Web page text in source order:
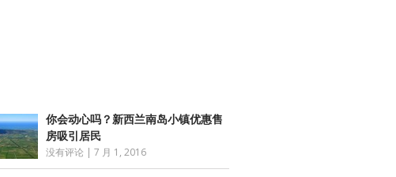
你会动心吗？新西兰南岛小镇优惠售
房吸引居民
没有评论 |7 月 1, 2016